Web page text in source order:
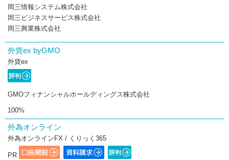
岡三情報システム株式会社
岡三ビジネスサービス株式会社
岡三興業株式会社
外貨ex byGMO
外貨ex
GMOフィナンシャルホールディングス株式会社
100%
外為オンライン
外為オンラインFX / くりっく365
PR